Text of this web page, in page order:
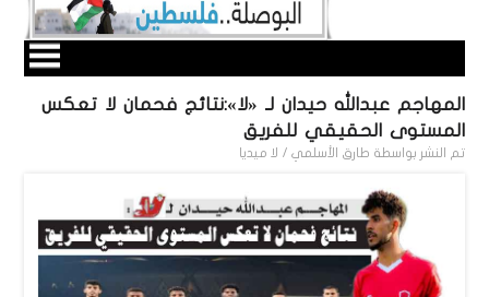
المهاجم عبدالله حيدان لـ «لا»:نتائج فحمان لا تعكس
المستوى الحقيقي للفريق
تم النشر بواسطة طارق الأسلمي / لا ميديا